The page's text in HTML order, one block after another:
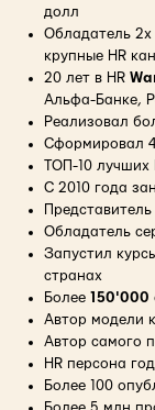
долл
Обладатель 2х
крупные HR
20 лет в HR
Альфа-Банке,
Реализовал
Сформировал
ТОП-10
С 2010 года
Обладатель
Запустил
странах
Более 150'000
Автор модели
Автор самого
HR персона
Более 100